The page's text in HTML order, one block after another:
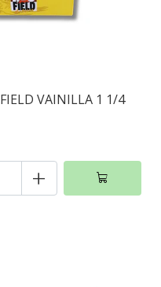
VAINILLA 1 1/4
+